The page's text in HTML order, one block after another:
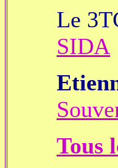
Le
SIDA
Tous